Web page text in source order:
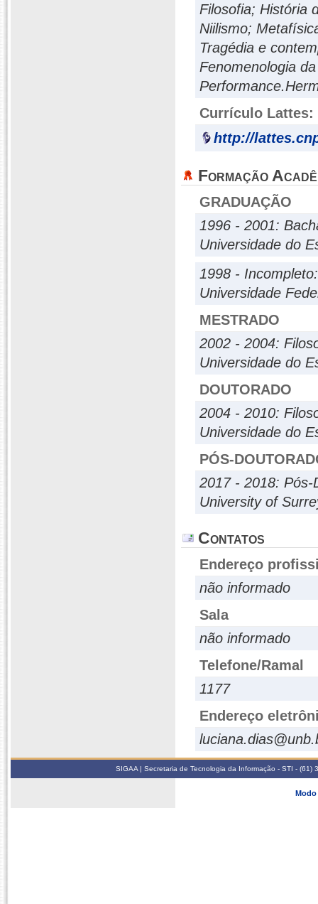
Filosofia; História
Niilismo;
Tragédia e
Fenomenologia
Currículo Lattes:
http://
Formação
GRADUAÇÃO
1996 - 2001:
Universidade do
1998 -
Universidade
MESTRADO
2002 - 2004:
Universidade do
DOUTORADO
2004 - 2010:
Universidade do
PÓS-
2017 - 2018: Pós-
University of
Contatos
Endereço
não informado
Sala
não informado
Telefone/Ramal
1177
Endereço
SIGAA | Secretaria de Tecnologia da Informação - STI -
Modo